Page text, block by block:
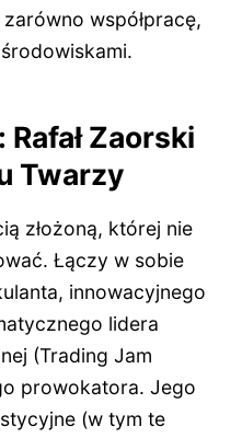
współpracę,
Zaorski
Twarzy
złożoną, której nie
Łączy w sobie
innowacyjnego
lidera
(Trading Jam
prowokatora. Jego
(w tym te